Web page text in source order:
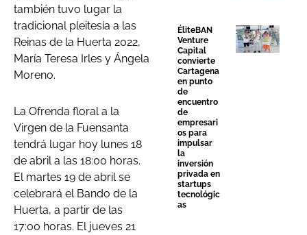
también tuvo lugar la
tradicional pleitesía a las
Reinas de la Huerta 2022,
María Teresa Irles y Ángela
Moreno.
La Ofrenda floral a la
Virgen de la Fuensanta
tendrá lugar hoy lunes 18
de abril a las 18:00 horas.
El martes 19 de abril se
celebrará el Bando de la
Huerta, a partir de las
17:00 horas. El jueves 21
ÉliteBAN
Venture
Capital
convierte
Cartagena
en punto
de
encuentro
de
empresari
os para
impulsar
la
inversión
privada en
startups
tecnológic
as